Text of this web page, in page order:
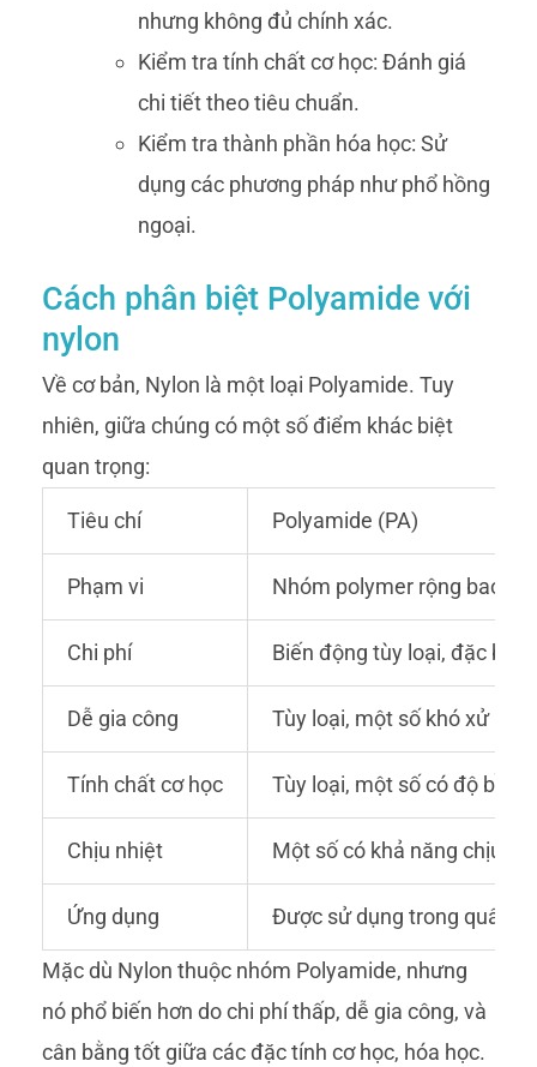
nhưng không đủ chính xác.
Kiểm tra tính chất cơ học: Đánh giá
chi tiết theo tiêu chuẩn.
Kiểm tra thành phần hóa học: Sử
dụng các phương pháp như phổ hồng
ngoại.
Cách phân biệt Polyamide với
nylon
Về cơ bản, Nylon là một loại Polyamide. Tuy
nhiên, giữa chúng có một số điểm khác biệt
quan trọng:
Tiêu chí Polyamide (PA)
Phạm vi Nhóm polymer rộng bao
Chi phí Biến động tùy loại, đặc
Dễ gia công Tùy loại, một số khó xử lý
Tính chất cơ học Tùy loại, một số có độ bền
Chịu nhiệt Một số có khả năng chịu
Ứng dụng Được sử dụng trong quân
Mặc dù Nylon thuộc nhóm Polyamide, nhưng
nó phổ biến hơn do chi phí thấp, dễ gia công, và
cân bằng tốt giữa các đặc tính cơ học, hóa học.